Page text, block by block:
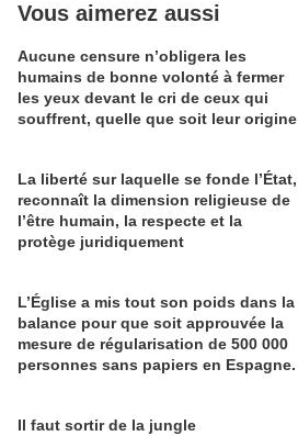
Vous aimerez aussi
Aucune censure n’obligera les
humains de bonne volonté à fermer
les yeux devant le cri de ceux qui
souffrent, quelle que soit leur origine
La liberté sur laquelle se fonde l’État,
reconnaît la dimension religieuse de
l’être humain, la respecte et la
protège juridiquement
L’Église a mis tout son poids dans la
balance pour que soit approuvée la
mesure de régularisation de 500 000
personnes sans papiers en Espagne.
Il faut sortir de la jungle